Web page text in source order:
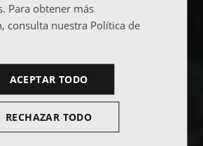
Para obtener más
consulta nuestra Política de
ACEPTAR TODO
RECHAZAR TODO